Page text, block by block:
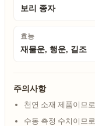
보리 종자
효능
재물운, 행운, 길조
주의사항
천연 소재 제품이므
수동 측정 수치이므